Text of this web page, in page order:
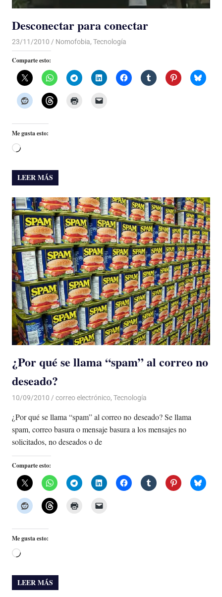
Desconectar para conectar
23/11/2010 Luis Castellanos
Nomofobia, Tecnología
Comparte esto:
Me gusta esto:
Cargando...
LEER MÁS
¿Por qué se llama “spam” al correo no
deseado?
10/09/2010 Luis Castellanos
correo electrónico, Tecnología
¿Por qué se llama “spam” al correo no deseado? Se llama
spam, correo basura o mensaje basura a los mensajes no
solicitados, no deseados o de
Comparte esto:
Me gusta esto:
Cargando...
LEER MÁS